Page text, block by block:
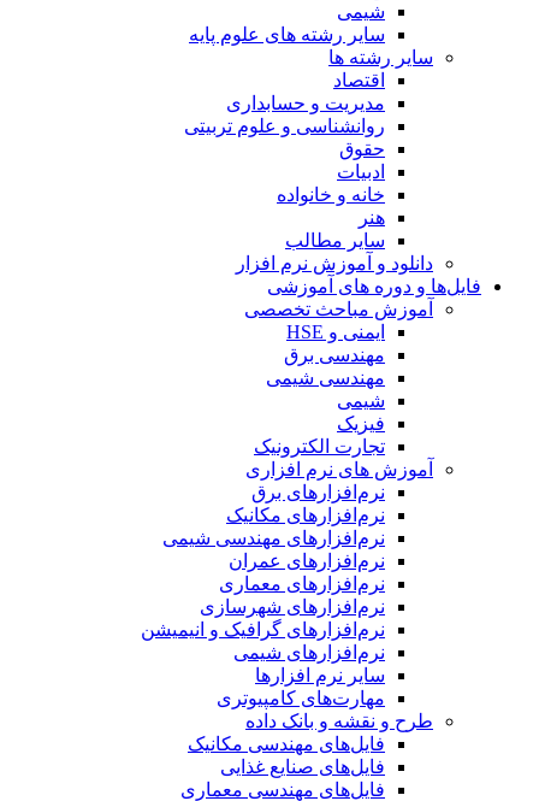
شیمی
سایر رشته های علوم پایه
سایر رشته ها
اقتصاد
مدیریت و حسابداری
روانشناسی و علوم تربیتی
حقوق
ادبیات
خانه و خانواده
هنر
سایر مطالب
دانلود و آموزش نرم افزار
فایل‌ها و دوره های آموزشی
آموزش مباحث تخصصی
ایمنی و HSE
مهندسی برق
مهندسی شیمی
شیمی
فیزیک
تجارت الکترونیک
آموزش های نرم افزاری
نرم‌افزارهای برق
نرم‌افزارهای مکانیک
نرم‌افزارهای مهندسی شیمی
نرم‌افزارهای عمران
نرم‌افزارهای معماری
نرم‌افزارهای شهرسازی
نرم‌افزارهای گرافیک و انیمیشن
نرم‌افزارهای شیمی
سایر نرم افزارها
مهارت‌های کامپیوتری
طرح و نقشه و بانک داده
فایل‌های مهندسی مکانیک
فایل‌های صنایع غذایی
فایل‌های مهندسی معماری